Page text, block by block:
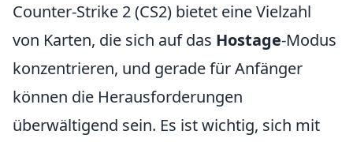
Counter-Strike 2 (CS2) bietet eine Vielzahl
von Karten, die sich auf das Hostage-Modus
konzentrieren, und gerade für Anfänger
können die Herausforderungen
überwältigend sein. Es ist wichtig, sich mit